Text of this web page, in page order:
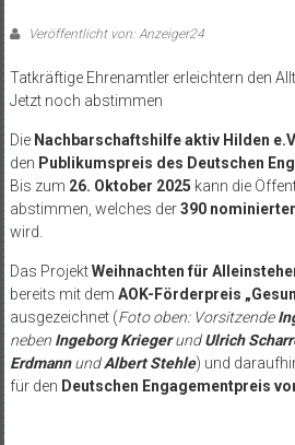
Veröffentlicht von: Anzeiger24
Tatkräftige Ehrenamtler erleichtern den
Jetzt noch abstimmen
Die Nachbarschaftshilfe aktiv Hilden
den Publikumspreis des Deutschen
Bis zum 26. Oktober 2025 kann die
abstimmen, welches der390
wird.
Das ProjektWeihnachten für
bereits mit dem AOK-Förderpreis
ausgezeichnet (Foto oben: Vorsitzende
neben Ingeborg KriegerundUlrich
ErdmannundAlbert Stehle) und
für den Deutschen Engagementpreis